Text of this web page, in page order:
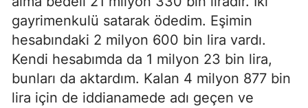
gayrimenkulü satarak ödedim. Eşimin
hesabındaki 2 milyon 600 bin lira vardı.
Kendi hesabımda da 1 milyon 23 bin lira,
bunları da aktardım. Kalan 4 milyon 877 bin
lira için de iddianamede adı geçen ve